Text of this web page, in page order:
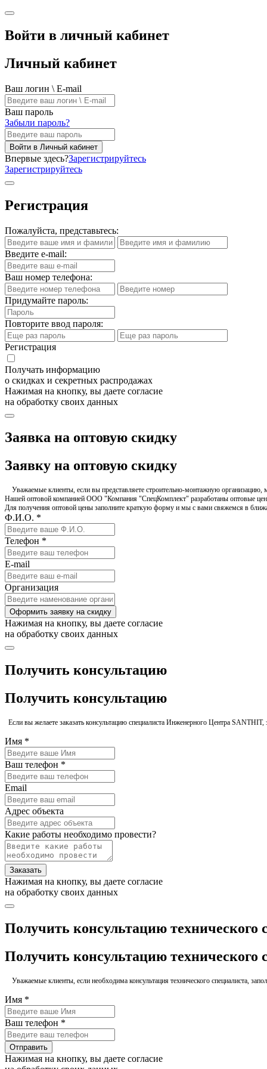
Войти в личный кабинет
Личный кабинет
Ваш логин \ E-mail
Ваш пароль
Забыли пароль?
Войти в Личный кабинет
Впервые здесь?Зарегистрируйтесь
Зарегистрируйтесь
Регистрация
Пожалуйста, представьтесь:
Введите e-mail:
Ваш номер телефона:
Придумайте пароль:
Повторите ввод пароля:
Регистрация
Получать информацию
о скидках и секретных распродажах
Нажимая на кнопку, вы даете согласие
на обработку своих данных
Заявка на оптовую скидку
Заявку на оптовую скидку
Уважаемые клиенты, если вы представляете строительно-монтажную организацию,
Нашей оптовой компанией ООО "Компания "СпецКомплект" разработаны оптовые
Для получения оптовой цены заполните краткую форму и мы с вами свяжемся в
Ф.И.О. *
Телефон *
E-mail
Организация
Оформить заявку на скидку
Нажимая на кнопку, вы даете согласие
на обработку своих данных
Получить консультацию
Получить консультацию
Если вы желаете заказать консультацию специалиста Инженерного Центра
Имя *
Ваш телефон *
Email
Адрес объекта
Какие работы необходимо провести?
Заказать
Нажимая на кнопку, вы даете согласие
на обработку своих данных
Получить консультацию технического
Получить консультацию технического
Уважаемые клиенты, если необходима консультация технического специалиста,
Имя *
Ваш телефон *
Отправить
Нажимая на кнопку, вы даете согласие